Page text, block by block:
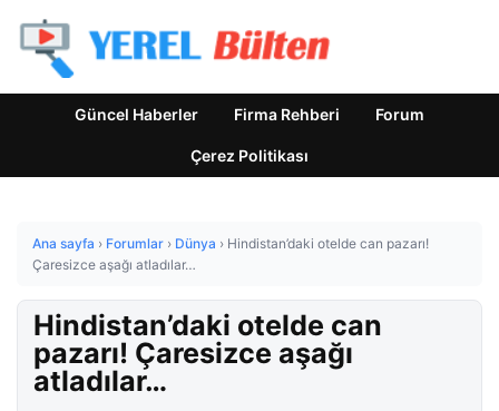
Güncel Haberler Firma Rehberi Forum
Çerez Politikası
Ana sayfa › Forumlar › Dünya › Hindistan’daki otelde can pazarı!
Çaresizce aşağı atladılar…
Hindistan’daki otelde can
pazarı! Çaresizce aşağı
atladılar…